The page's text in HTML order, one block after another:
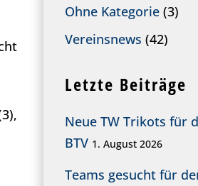
Ohne Kategorie(3)
Vereinsnews (42)
Letzte Beiträge
Neue TW Trikots für
BTV 1. August 2026
Teams gesucht für